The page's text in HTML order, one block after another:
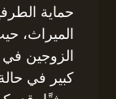
حماية
الميراث،
الزوجين في
كبير في